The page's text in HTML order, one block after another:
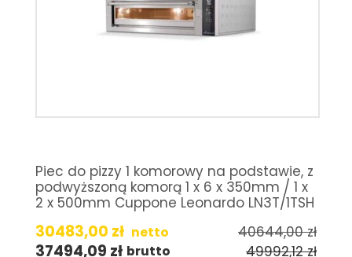
Piec do pizzy 1 komorowy na podstawie, z
podwyższoną komorą 1 x 6 x 350mm / 1 x
2 x 500mm Cuppone Leonardo LN3T/1TSH
30483,00 zł netto 40644,00zł
37494,09 zł brutto 49992,12zł